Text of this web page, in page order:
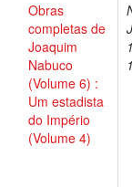
Obras
completas de
Joaquim
Nabuco
(Volume 6) :
Um estadista
do Império
(Volume 4)